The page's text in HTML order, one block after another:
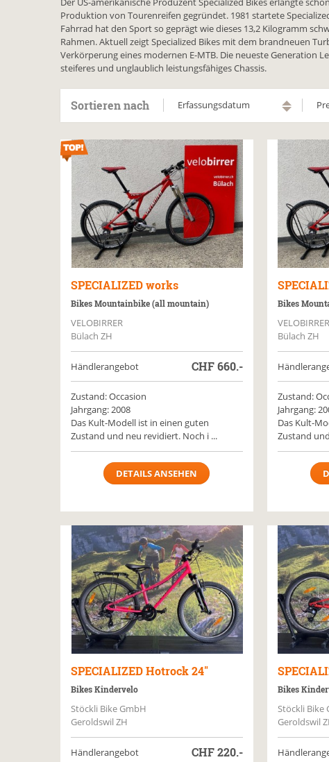
Produktion von Tourenreifen gegründet. 1981 startete
Fahrrad hat den Sport so geprägt wie dieses 13,2 Kilogramm
Rahmen. Aktuell zeigt Specialized Bikes mit dem brandneuen
Verkörperung eines modernen E-MTB. Die neueste Generation
steiferes und unglaublich leistungsfähiges Chassis.
Sortieren nach Erfassungsdatum
SPECIALIZEDworks
Bikes Mountainbike (all mountain)
VELOBIRRER
Bülach ZH
Händlerangebot CHF660.-
Zustand: Occasion
Jahrgang: 2008
Das Kult-Modell ist in einen guten
Zustand und neu revidiert. Noch i ...
DETAILS ANSEHEN
Bikes
VELOBIRRER
Bülach ZH
Zustand:
Jahrgang:
Das Kult-
Zustand
SPECIALIZEDHotrock 24"
Bikes Kindervelo
Stöckli Bike GmbH
Geroldswil ZH
Händlerangebot CHF220.-
Bikes
Stöckli Bike
Geroldswil